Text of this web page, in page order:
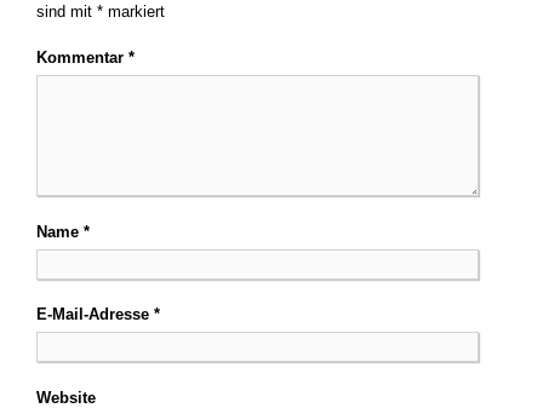
sind mit * markiert
Kommentar *
Name *
E-Mail-Adresse *
Website